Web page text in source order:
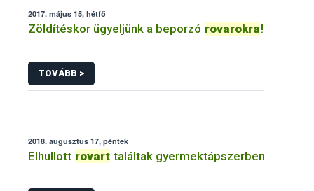
2017. május 15, hétfő
Zöldítéskor ügyeljünk a beporzó rovarokra!
TOVÁBB >
2018. augusztus 17, péntek
Elhullott rovart találtak gyermektápszerben